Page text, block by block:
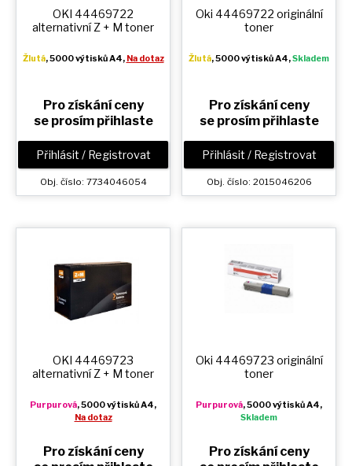
OKI 44469722
alternativníZ + M toner
Žlutá, 5000 výtisků A4, Na dotaz
Pro získání ceny
se prosím přihlaste
Přihlásit / Registrovat
Obj. číslo: 7734046054
Oki 44469722 originální
toner
Žlutá, 5000 výtisků A4,Skladem
Pro získání ceny
se prosím přihlaste
Přihlásit / Registrovat
Obj. číslo: 2015046206
OKI 44469723
alternativníZ + M toner
Purpurová, 5000 výtisků A4,
Na dotaz
Pro získání ceny
Oki 44469723 originální
toner
Purpurová, 5000 výtisků A4,
Skladem
Pro získání ceny